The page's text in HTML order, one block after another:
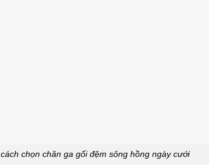
cách chọn chăn ga gối đệm sông hồng ngày cưới